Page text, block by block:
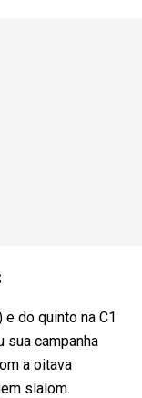
do quinto na C1
sua campanha
a oitava
slalom.